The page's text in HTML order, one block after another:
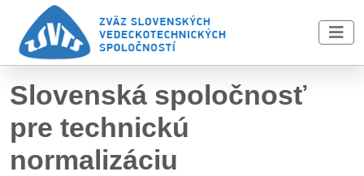
Skip to main content
Slovenská spoločnosť
pre technickú
normalizáciu